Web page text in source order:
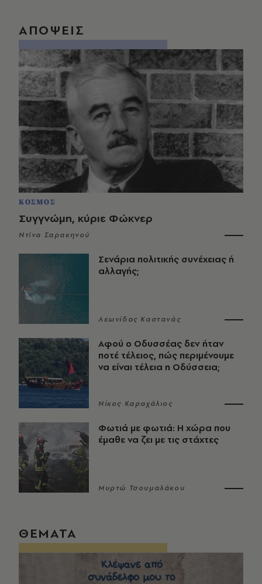
ΑΠΟΨΕΙΣ
ΚΟΣΜΟΣ
Συγγνώμη, κύριε Φώκνερ
Ντίνα Σαρακηνού
Σενάρια πολιτικής συνέχειας ή
αλλαγής;
Λεωνίδας Καστανάς
Αφού ο Οδυσσέας δεν ήταν
ποτέ τέλειος, πώς περιμένουμε
να είναι τέλεια η Οδύσσεια;
Νίκος Καραχάλιος
Φωτιά με φωτιά: Η χώρα που
έμαθε να ζει με τις στάχτες
Μυρτώ Τσουμαλάκου
ΘΕΜΑΤΑ